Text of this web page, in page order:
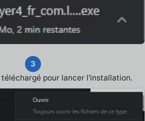
3
téléchargé pour lancer l'installation.